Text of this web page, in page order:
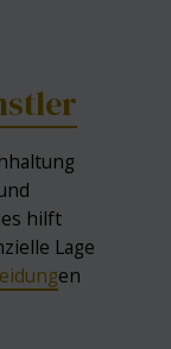
hilft
Lage
en